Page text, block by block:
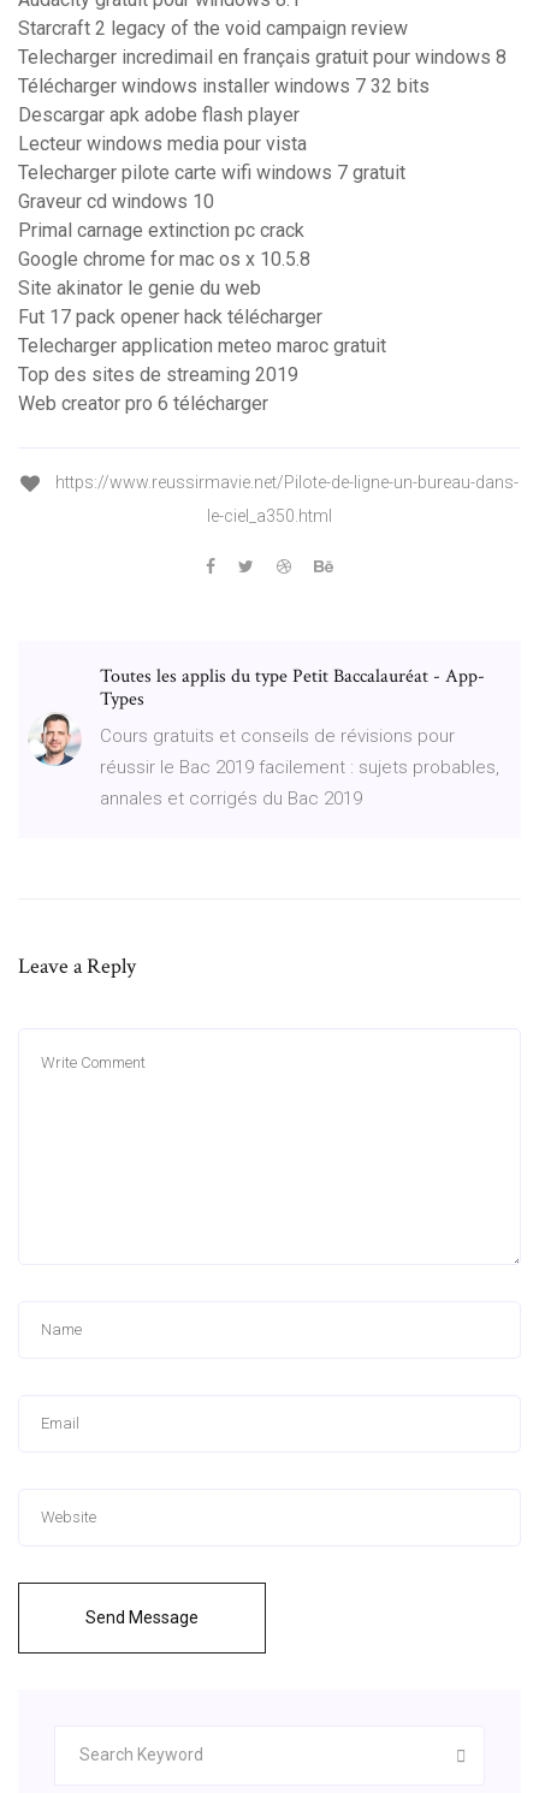
Starcraft 2 legacy of the void campaign review
Telecharger incredimail en français gratuit pour windows 8
Télécharger windows installer windows 7 32 bits
Descargar apk adobe flash player
Lecteur windows media pour vista
Telecharger pilote carte wifi windows 7 gratuit
Graveur cd windows 10
Primal carnage extinction pc crack
Google chrome for mac os x 10.5.8
Site akinator le genie du web
Fut 17 pack opener hack télécharger
Telecharger application meteo maroc gratuit
Top des sites de streaming 2019
Web creator pro 6 télécharger
https://www.reussirmavie.net/Pilote-de-ligne-un-bureau-dans-
le-ciel_a350.html
Toutes les applis du type Petit Baccalauréat - App-
Types
Cours gratuits et conseils de révisions pour
réussir le Bac 2019 facilement : sujets probables,
annales et corrigés du Bac 2019
Leave a Reply
Send Message